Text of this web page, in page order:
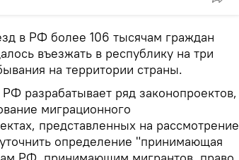
в РФ более 106 тысячам граждан
въезжать в республику на три
на территории страны.
разрабатывает ряд законопроектов,
миграционного
представленных на рассмотрение
определение "принимающая